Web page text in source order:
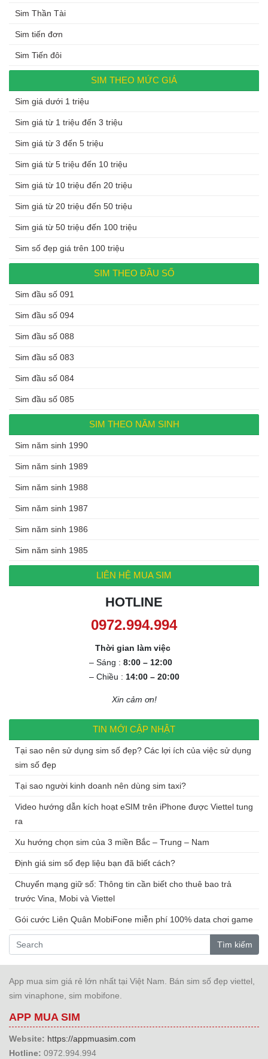
Sim Thần Tài
Sim tiến đơn
Sim Tiến đôi
SIM THEO MỨC GIÁ
Sim giá dưới 1 triệu
Sim giá từ 1 triệu đến 3 triệu
Sim giá từ 3 đến 5 triệu
Sim giá từ 5 triệu đến 10 triệu
Sim giá từ 10 triệu đến 20 triệu
Sim giá từ 20 triệu đến 50 triệu
Sim giá từ 50 triệu đến 100 triệu
Sim số đẹp giá trên 100 triệu
SIM THEO ĐẦU SỐ
Sim đầu số 091
Sim đầu số 094
Sim đầu số 088
Sim đầu số 083
Sim đầu số 084
Sim đầu số 085
SIM THEO NĂM SINH
Sim năm sinh 1990
Sim năm sinh 1989
Sim năm sinh 1988
Sim năm sinh 1987
Sim năm sinh 1986
Sim năm sinh 1985
LIÊN HỆ MUA SIM
HOTLINE
0972.994.994
Thời gian làm việc
– Sáng : 8:00 – 12:00
– Chiều : 14:00 – 20:00
Xin cảm ơn!
TIN MỚI CẬP NHẬT
Tại sao nên sử dụng sim số đẹp? Các lợi ích của việc sử dụng
sim số đẹp
Tại sao người kinh doanh nên dùng sim taxi?
Video hướng dẫn kích hoạt eSIM trên iPhone được Viettel tung
ra
Xu hướng chọn sim của 3 miền Bắc – Trung – Nam
Định giá sim số đẹp liệu bạn đã biết cách?
Chuyển mạng giữ số: Thông tin cần biết cho thuê bao trả
trước Vina, Mobi và Viettel
Gói cước Liên Quân MobiFone miễn phí 100% data chơi game
Tìm kiếm
App mua sim giá rẻ lớn nhất tại Việt Nam. Bán sim số đẹp viettel,
sim vinaphone, sim mobifone.
APP MUA SIM
Website: https://appmuasim.com
Hotline: 0972.994.994